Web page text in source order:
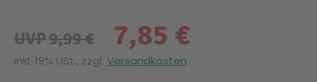
Zeit & Reise
Holzspielwaren
Friends
Figures 7,85 €
UVP9,99 €
Inkl. 19% USt., zzgl. Versandkosten